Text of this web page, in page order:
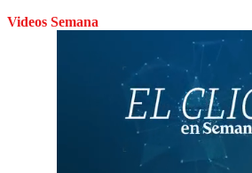
Videos Semana